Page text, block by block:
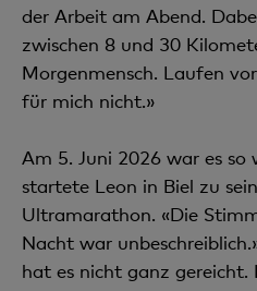
der Arbeit am Abend.
zwischen 8 und 30
Morgenmensch. Laufen
für mich nicht.»
Am 5. Juni 2026 war es
startete Leon in Biel zu
Ultramarathon. «Die
Nacht war
hat es nicht ganz gereicht.